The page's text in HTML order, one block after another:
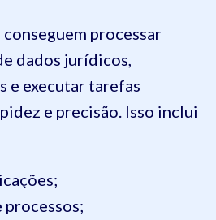
processar
dados jurídicos,
e executar tarefas
e precisão. Isso inclui
processos;